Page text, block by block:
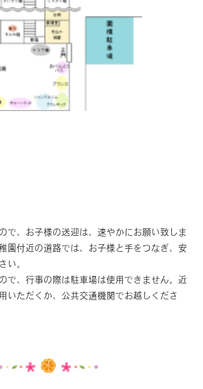
で、お子様の送迎は、速やかにお願い致しま
園付近の道路では、お子様と手をつなぎ、安
い。
で、行事の際は駐車場は使用できません。近
いただくか、公共交通機関でお越しくださ